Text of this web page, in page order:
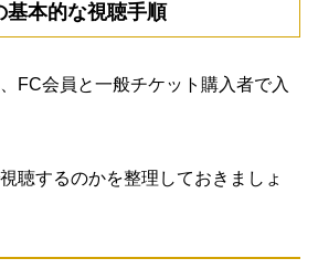
基本的な視聴手順
FC会員と一般チケット購入者で入
聴するのかを整理しておきましょ